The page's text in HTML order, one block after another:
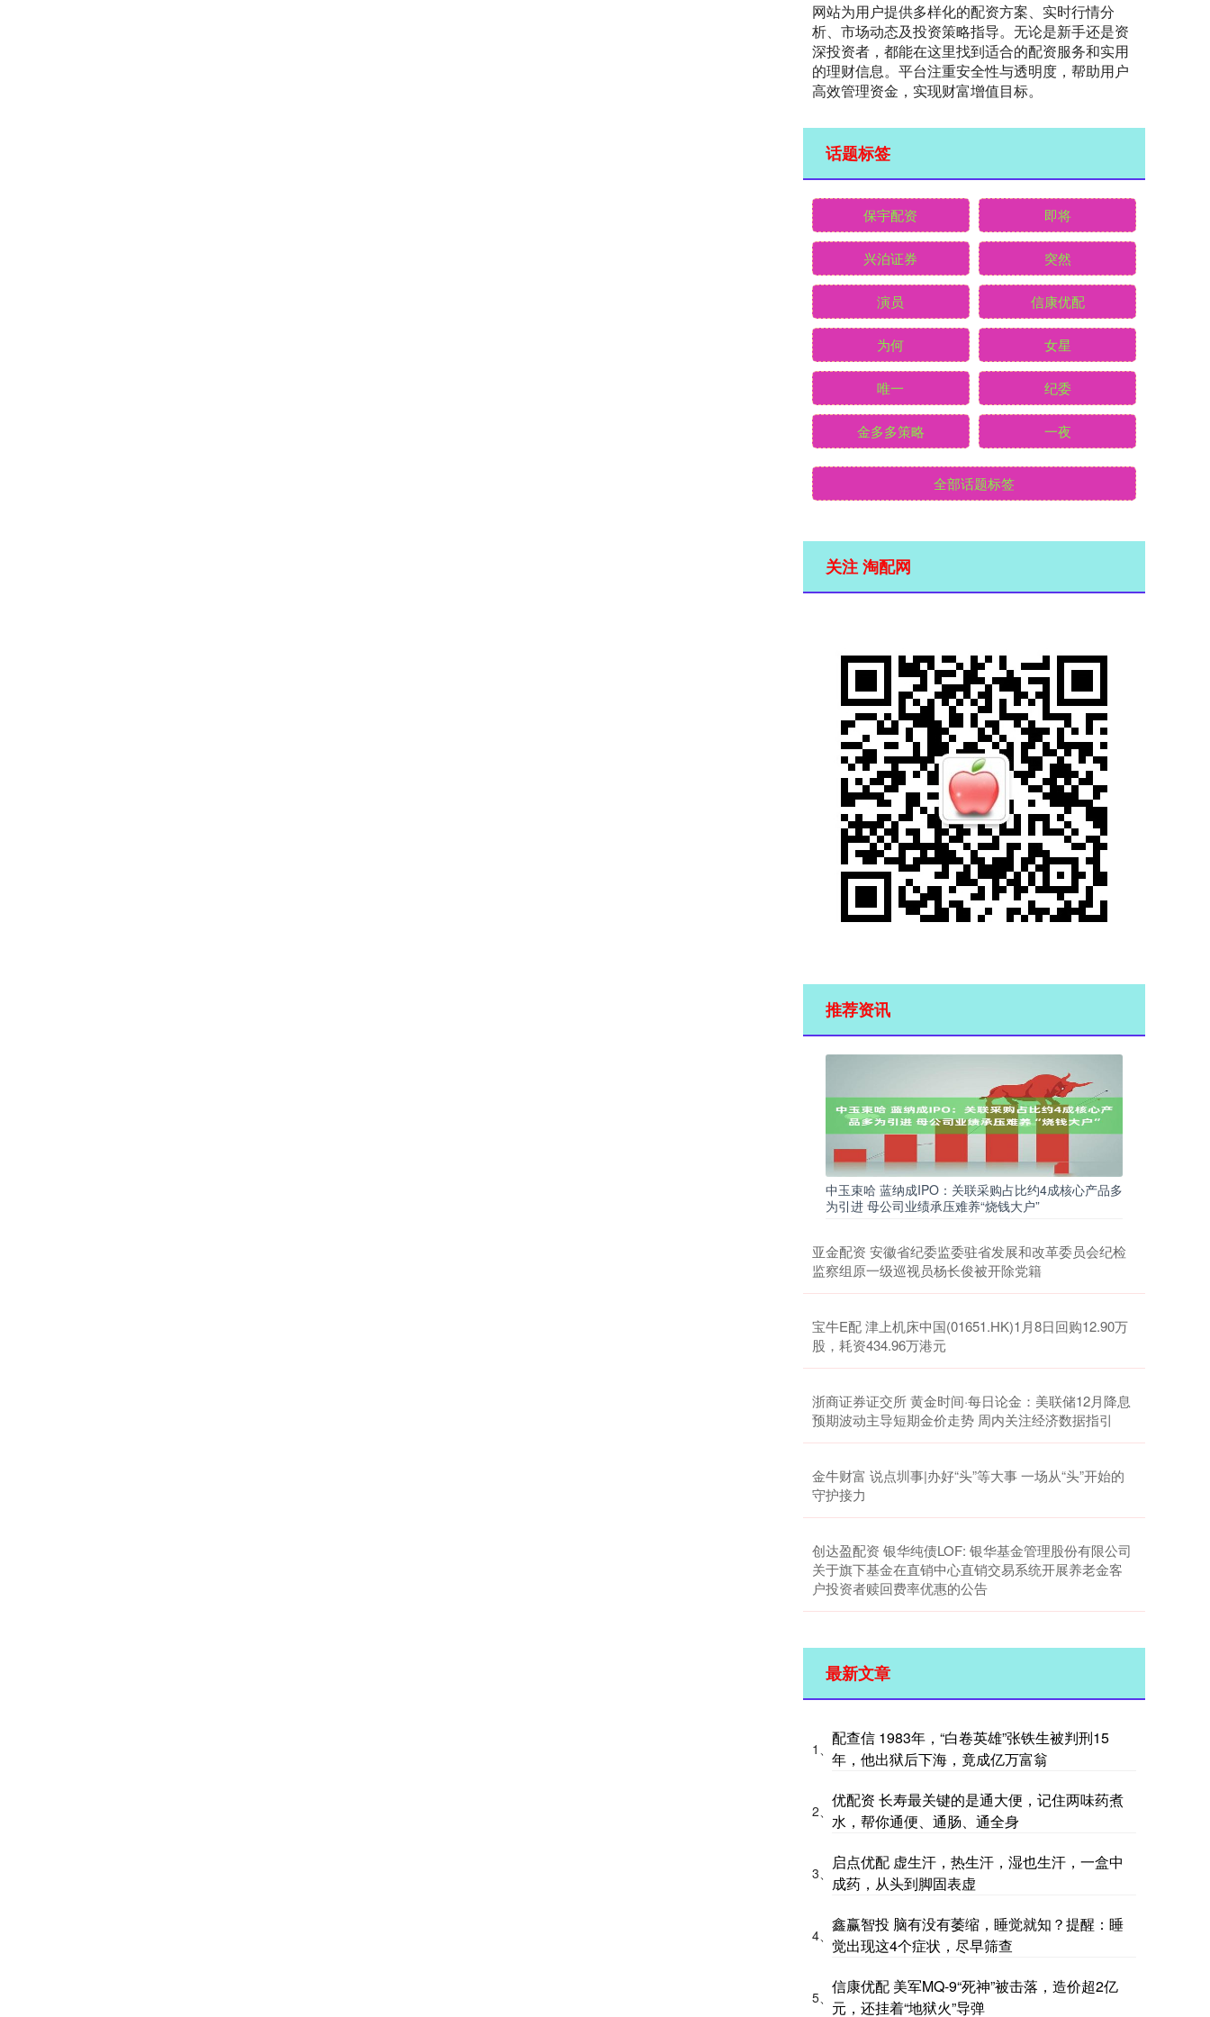
网站为用户提供多样化的配资方案、实时行情分
析、市场动态及投资策略指导。无论是新手还是资
深投资者，都能在这里找到适合的配资服务和实用
的理财信息。平台注重安全性与透明度，帮助用户
高效管理资金，实现财富增值目标。
话题标签
保宇配资 即将
兴泊证券 突然
演员 信康优配
为何 女星
唯一 纪委
金多多策略 一夜
全部话题标签
关注 淘配网
推荐资讯
中玉束哈 蓝纳成IPO：关联采购占比约4成核心产品多
为引进 母公司业绩承压难养“烧钱大户”
亚金配资 安徽省纪委监委驻省发展和改革委员会纪检
监察组原一级巡视员杨长俊被开除党籍
宝牛E配 津上机床中国(01651.HK)1月8日回购12.90万
股，耗资434.96万港元
浙商证券证交所 黄金时间·每日论金：美联储12月降息
预期波动主导短期金价走势 周内关注经济数据指引
金牛财富 说点圳事|办好“头”等大事 一场从“头”开始的
守护接力
创达盈配资 银华纯债LOF: 银华基金管理股份有限公司
关于旗下基金在直销中心直销交易系统开展养老金客
户投资者赎回费率优惠的公告
最新文章
1、
配查信 1983年，“白卷英雄”张铁生被判刑15
年，他出狱后下海，竟成亿万富翁
2、
优配资 长寿最关键的是通大便，记住两味药煮
水，帮你通便、通肠、通全身
3、
启点优配 虚生汗，热生汗，湿也生汗，一盒中
成药，从头到脚固表虚
4、
鑫赢智投 脑有没有萎缩，睡觉就知？提醒：睡
觉出现这4个症状，尽早筛查
5、
信康优配 美军MQ-9“死神”被击落，造价超2亿
元，还挂着“地狱火”导弹